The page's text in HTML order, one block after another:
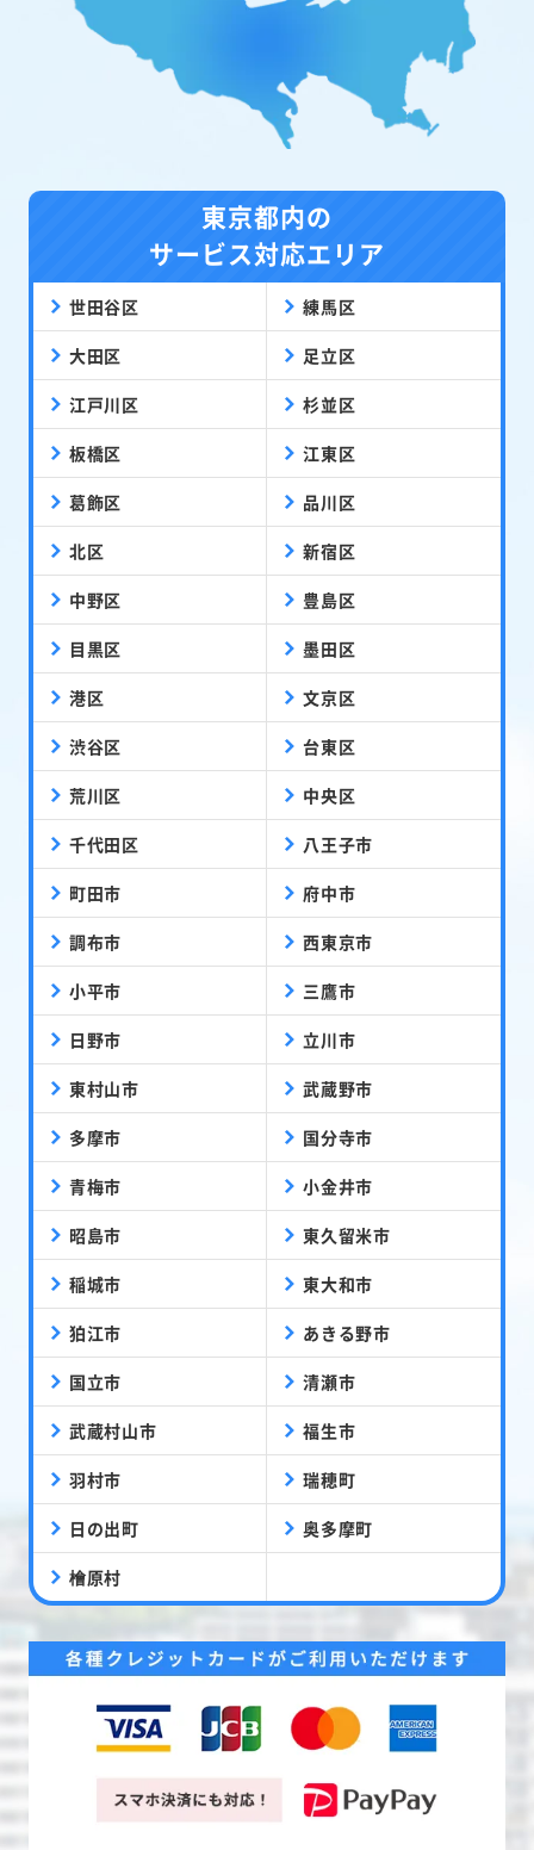
東京都内の
サービス対応エリア
世田谷区 練馬区
大田区 足立区
江戸川区 杉並区
板橋区 江東区
葛飾区 品川区
北区 新宿区
中野区 豊島区
目黒区 墨田区
港区 文京区
渋谷区 台東区
荒川区 中央区
千代田区 八王子市
町田市 府中市
調布市 西東京市
小平市 三鷹市
日野市 立川市
東村山市 武蔵野市
多摩市 国分寺市
青梅市 小金井市
昭島市 東久留米市
稲城市 東大和市
狛江市 あきる野市
国立市 清瀬市
武蔵村山市 福生市
羽村市 瑞穂町
日の出町 奥多摩町
檜原村